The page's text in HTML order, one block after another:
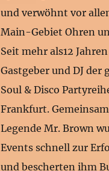
und verwöhnt vor
Main-Gebiet Ohren
Seit mehr als12
Gastgeber und DJ der
Soul & Disco
Frankfurt.
Legende Mr. Brown
Events schnell zur
und bescherten ihm